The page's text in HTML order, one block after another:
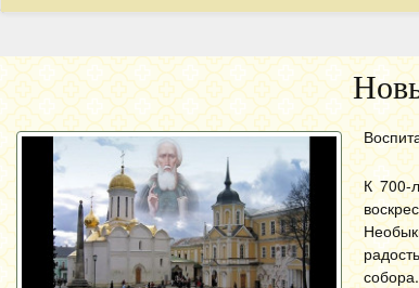
К 700-
собора.